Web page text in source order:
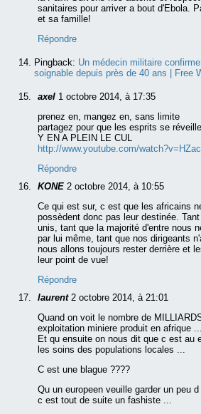
sanitaires pour arriver a bout d'Ebola.
et sa famille!
Répondre
Pingback: Un médecin militaire
soignable depuis près de 40 ans | Free
axel 1 octobre 2014, à 17:35
prenez en, mangez en, sans limite
partagez pour que les esprits se
Y EN A PLEIN LE CUL
http://www.youtube.com/
Répondre
KONE 2 octobre 2014, à 10:55
Ce qui est sur, c est que les africains
possèdent donc pas leur destinée.
unis, tant que la majorité d'entre nous
par lui même, tant que nos dirigeants
nous allons toujours rester derrière et
leur point de vue!
Répondre
laurent 2 octobre 2014, à 21:01
Quand on voit le nombre de
exploitation miniere produit en afrique ...
Et qu ensuite on nous dit que c est au
les soins des populations locales ...
C est une blague ????
Qu un europeen veuille garder un peu
c est tout de suite un fashiste ...